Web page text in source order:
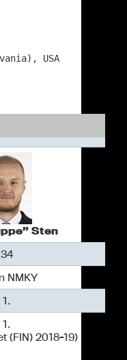
USA
Sten
34
NMKY
1.
1.
(FIN) 2018-19)